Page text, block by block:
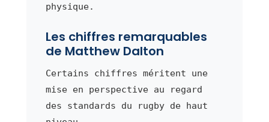
physique.
Les chiffres remarquables
de Matthew Dalton
Certains chiffres méritent une
mise en perspective au regard
des standards du rugby de haut